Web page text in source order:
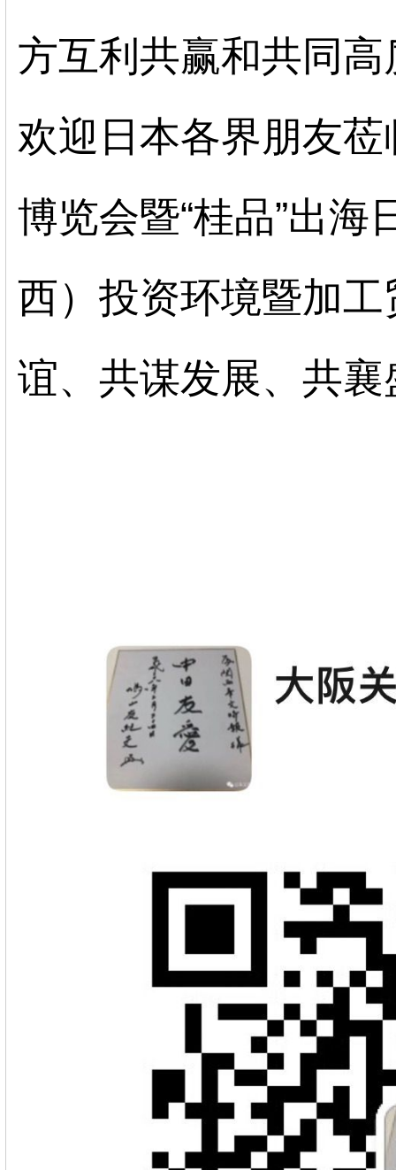
方互利共赢和共同
欢迎日本各界朋友
博览会暨“桂品”出海
西）投资环境暨加
谊、共谋发展、共襄